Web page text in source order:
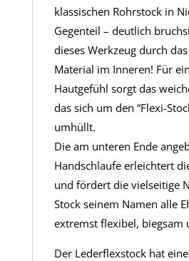
klassischen Rohrstock in
Gegenteil – deutlich
dieses Werkzeug durch
Material im Inneren! Für
Hautgefühl sorgt das
das sich um den “Flexi-
umhüllt.
Die am unteren Ende
Handschlaufe erleichtert
und fördert die vielseitige
Stock seinem Namen alle
extremst flexibel, biegsam
Der Lederflexstock hat